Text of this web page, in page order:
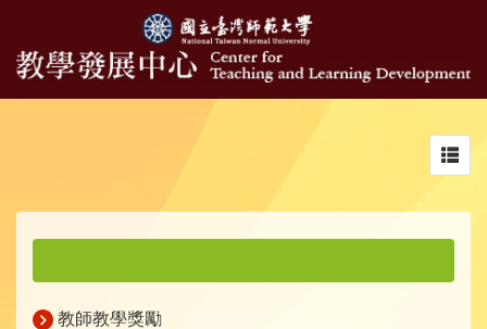
教師教學獎勵